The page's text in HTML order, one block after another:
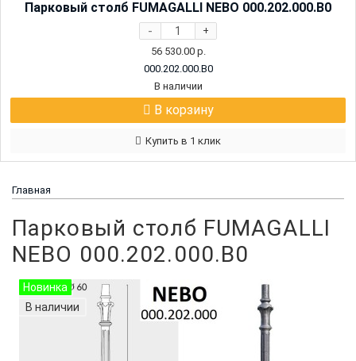
Парковый столб FUMAGALLI NEBO 000.202.000.B0
- +
56 530.00р.
000.202.000.B0
В наличии
В корзину
Купить в 1 клик
Главная
Парковый столб FUMAGALLI
NEBO 000.202.000.B0
Новинка
В наличии